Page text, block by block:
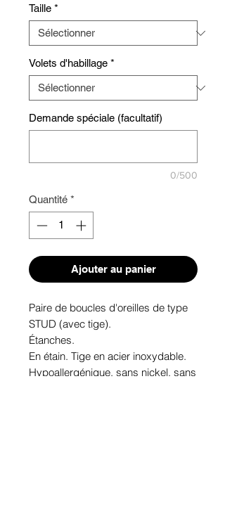
Taille *
Volets d'habillage *
Demande spéciale (facultatif)
0/500
Quantité *
Ajouter au panier
Paire de boucles d'oreilles de type
STUD (avec tige).
Étanches.
En étain. Tige en acier inoxydable.
Hypoallergénique, sans nickel, sans